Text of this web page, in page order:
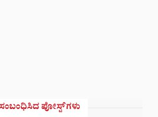
ಸಂಬಂಧಿಸಿದ ಪೋಸ್ಟ್‌ಗಳು